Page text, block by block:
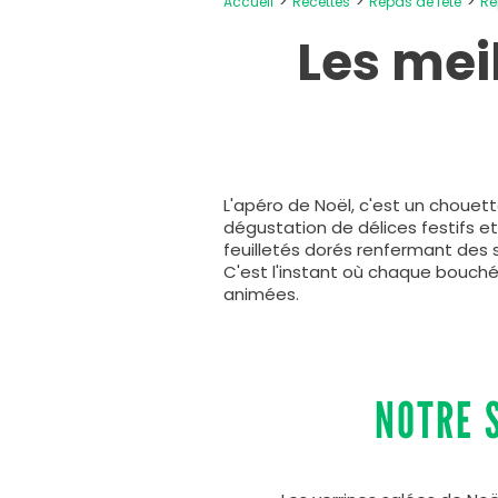
Les
L'apéro de Noël, c'est un
dégustation de délices festifs
feuilletés dorés renfermant des
C'est l'instant où chaque
animées.
NOTRE